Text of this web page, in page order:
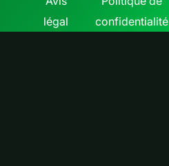
légal
confidentialité